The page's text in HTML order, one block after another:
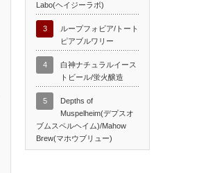
Labo(ヘイジーラボ)
3
ループフォビア/トート
ピアブルワリー
4
白神ナチュラルイース
トビール/蛍火醸造
5
Depths of
Muspelheim(デプスオ
ブムスペルヘイム)/Mahow
Brew(マホウブリュー)